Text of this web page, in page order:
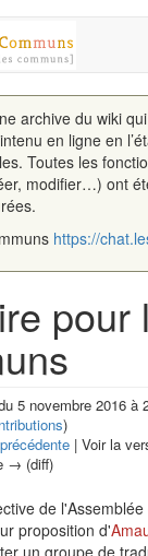
archive du wiki
en ligne en
Toutes les
modifier…) ont
https://
pour
5 novembre 2016 à
)
| Voir la
→ (diff)
de
proposition d'